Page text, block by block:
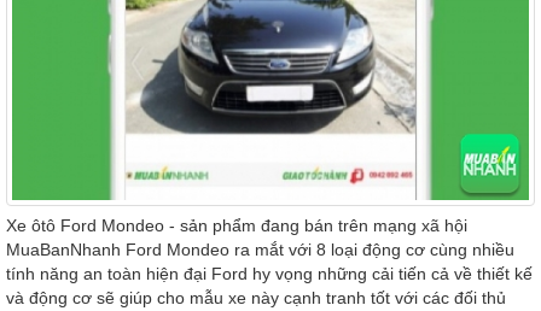
Xe ôtô Ford Mondeo - sản phẩm đang bán trên mạng xã hội
MuaBanNhanh Ford Mondeo ra mắt với 8 loại động cơ cùng nhiều
tính năng an toàn hiện đại Ford hy vọng những cải tiến cả về thiết kế
và động cơ sẽ giúp cho mẫu xe này cạnh tranh tốt với các đối thủ